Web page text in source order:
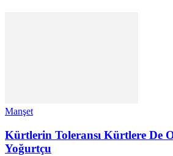
Manşet
Kürtlerin Toleransı Kürtlere De
Yoğurtçu